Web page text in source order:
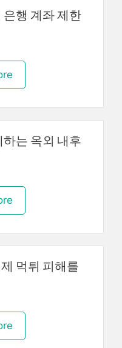
행 계좌 제한
는 옥외 내후
먹튀 피해를